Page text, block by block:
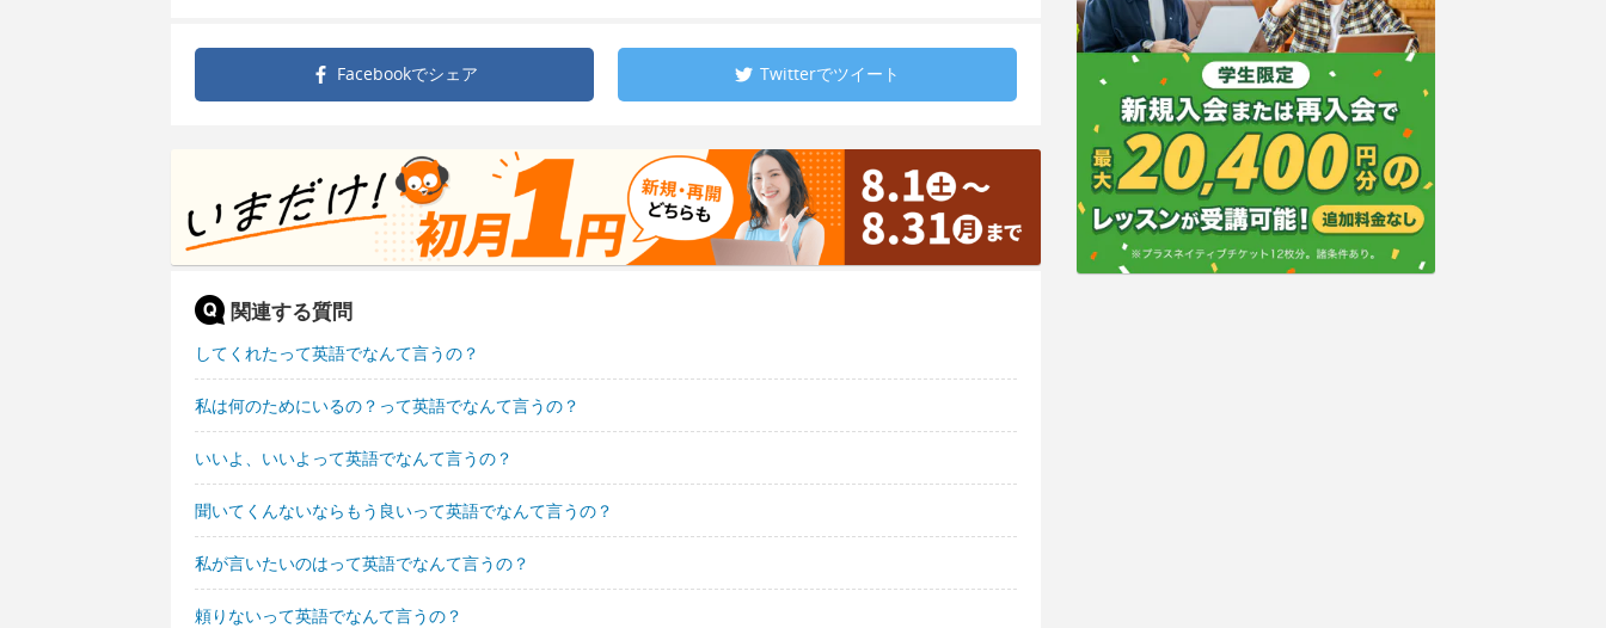
Facebookでシェア Twitterでツイート
関連する質問
してくれたって英語でなんて言うの？
私は何のためにいるの？って英語でなんて言うの？
いいよ、いいよって英語でなんて言うの？
聞いてくんないならもう良いって英語でなんて言うの？
私が言いたいのはって英語でなんて言うの？
頼りないって英語でなんて言うの？